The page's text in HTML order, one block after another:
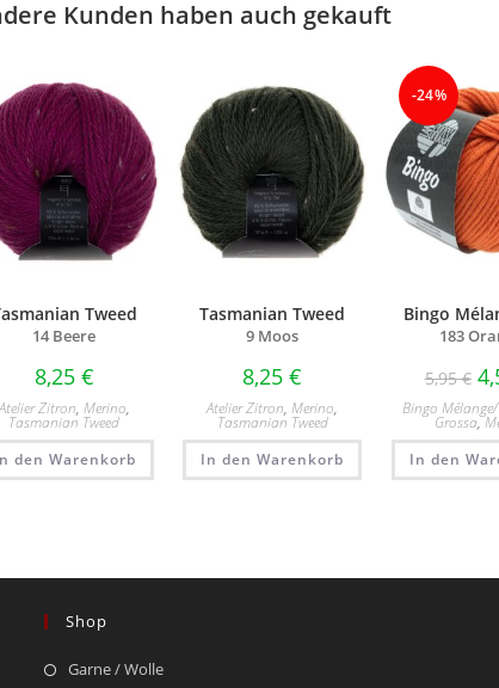
Kunden haben auch gekauft
Tweed
14 Beere
8,25 €
Zitron, Merino,
Tasmanian Tweed
den Warenkorb
Tasmanian Tweed
9 Moos
8,25€
Atelier Zitron,Merino,
Tasmanian Tweed
In den Warenkorb
-24%
Bingo
183
5,95€
Bingo
Grossa,
In den
Shop
Garne / Wolle